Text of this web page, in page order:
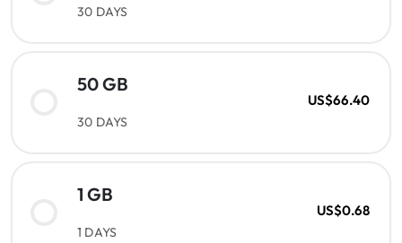
30 DAYS
50 GB
30 DAYS
US$66.40
1 GB
1 DAYS
US$0.68